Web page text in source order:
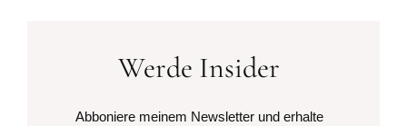
Werde Insider
Abboniere meinem Newsletter und erhalte